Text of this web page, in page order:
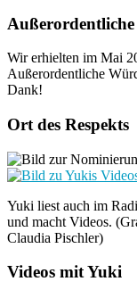
Wir erhielten im Mai
Außerordentliche
Dank!
Ort des Respekts
Yuki liest auch im
und macht Videos.
Claudia Pischler)
Videos mit Yuki